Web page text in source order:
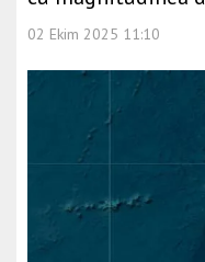
02 Ekim 2025 11:10